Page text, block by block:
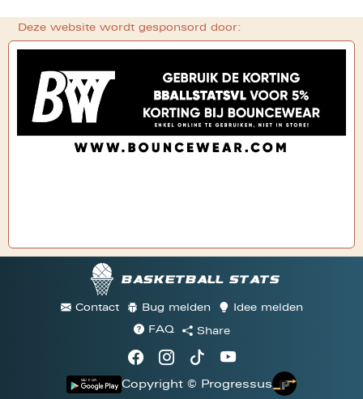
Deze website wordt gesponsord door:
Basketball stats
Contact Bug melden
Idee melden
FAQ
Share
Copyright © Progressus